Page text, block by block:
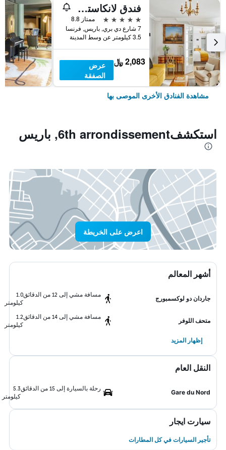
فندق لانكاستر باريس شانزليزيه
5 نجوم
ممتاز 8.8
7 شارع دي بري, باريس, فرنسا
3.5 كيلومتر عن وسط المدينة
2,083 ﷼
عرض
الصفقة
مشاهدة الفنادق الأخرى الموصى بها
استكشف6th arrondissement, باريس
اعرض على الخريطة
أشهر المعالم
جاردان دو لوكسمبورج
مسافة مشي إلى 12 من الدقائق
1.0
كيلومتر
متحف اللوفر
مسافة مشي إلى 14 من الدقائق
1.2
كيلومتر
إظهار المزيد
النقل العام
Gare du Nord
رحلة بالسيارة إلى 15 من الدقائق
5.3
كيلومتر
سيارت ايجار
تأجير السيارات في كل المطارات